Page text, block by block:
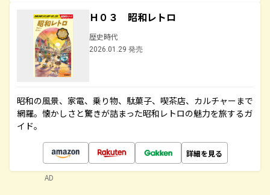
Ｈ０３ 昭和レトロ
歴史時代
2026.01.29 発売
昭和の風景、家電、乗り物、駄菓子、喫茶店、カルチャーまで
網羅。懐かしさと驚きが詰まった昭和レトロの魅力を旅するガ
イド。
詳細を見る
AD